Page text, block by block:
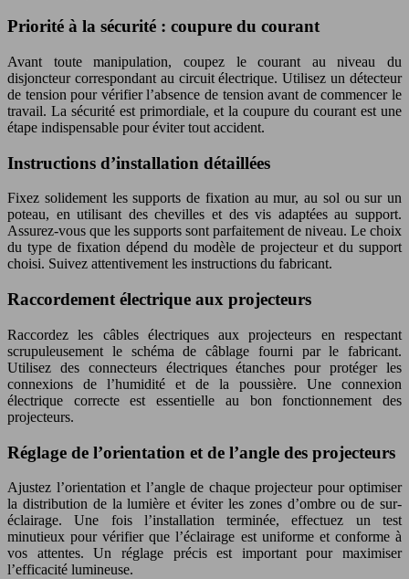
Priorité à la sécurité : coupure du courant
Avant toute manipulation, coupez le courant au niveau du
disjoncteur correspondant au circuit électrique. Utilisez un détecteur
de tension pour vérifier l’absence de tension avant de commencer le
travail. La sécurité est primordiale, et la coupure du courant est une
étape indispensable pour éviter tout accident.
Instructions d’installation détaillées
Fixez solidement les supports de fixation au mur, au sol ou sur un
poteau, en utilisant des chevilles et des vis adaptées au support.
Assurez-vous que les supports sont parfaitement de niveau. Le choix
du type de fixation dépend du modèle de projecteur et du support
choisi. Suivez attentivement les instructions du fabricant.
Raccordement électrique aux projecteurs
Raccordez les câbles électriques aux projecteurs en respectant
scrupuleusement le schéma de câblage fourni par le fabricant.
Utilisez des connecteurs électriques étanches pour protéger les
connexions de l’humidité et de la poussière. Une connexion
électrique correcte est essentielle au bon fonctionnement des
projecteurs.
Réglage de l’orientation et de l’angle des projecteurs
Ajustez l’orientation et l’angle de chaque projecteur pour optimiser
la distribution de la lumière et éviter les zones d’ombre ou de sur-
éclairage. Une fois l’installation terminée, effectuez un test
minutieux pour vérifier que l’éclairage est uniforme et conforme à
vos attentes. Un réglage précis est important pour maximiser
l’efficacité lumineuse.